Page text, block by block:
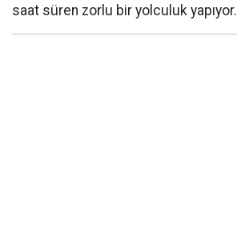
saat süren zorlu bir yolculuk yapıyor.